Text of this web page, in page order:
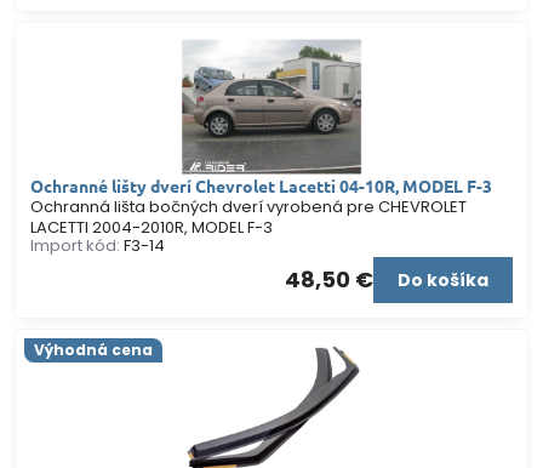
Ochranné lišty dverí Chevrolet Lacetti 04-10R, MODEL F-3
Ochranná lišta bočných dverí vyrobená pre CHEVROLET
LACETTI 2004-2010R, MODEL F-3
Import kód: F3-14
48,50 € Do košíka
Výhodná cena